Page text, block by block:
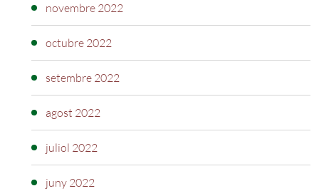
novembre 2022
octubre 2022
setembre 2022
agost 2022
juliol 2022
juny 2022